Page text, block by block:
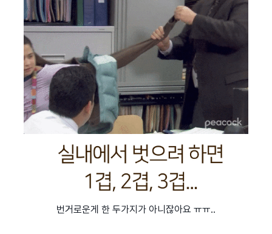
번거로운게 한 두가지가 아니잖아요 ㅠㅠ..